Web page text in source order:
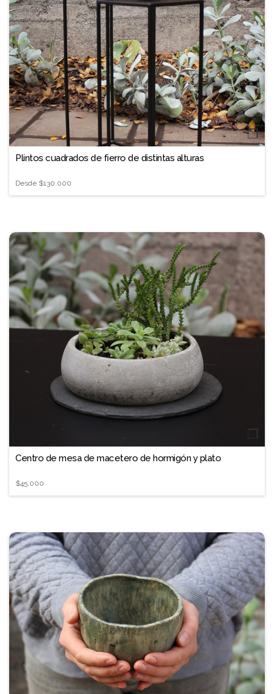
❐
Plintos cuadrados de fierro de distintas alturas
Desde $130.000
❐
Centro de mesa de macetero de hormigón y plato
$45.000